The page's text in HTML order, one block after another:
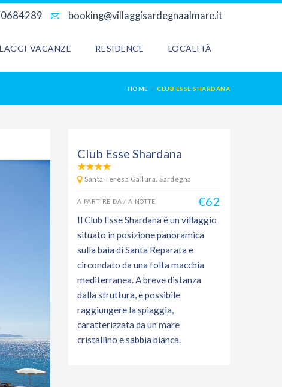
booking@villaggisardegnaalmare.it
VACANZE RESIDENCE LOCALITÀ
HOME CLUB ESSE SHARDANA
Club Esse Shardana
Santa Teresa Gallura, Sardegna
A PARTIRE DA / A NOTTE €62
Il Club Esse Shardana è un villaggio
situato in posizione panoramica
sulla baia di Santa Reparata e
circondato da una folta macchia
mediterranea. A breve distanza
dalla struttura, è possibile
raggiungere la spiaggia,
caratterizzata da un mare
cristallino e sabbia bianca.